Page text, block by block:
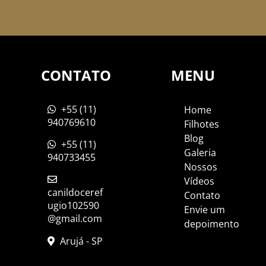
CONTATO
+55 (11)
940769610
+55 (11)
940733455
canildoceref
ugio102590
@gmail.com
Arujá - SP
MENU
Home
Filhotes
Blog
Galeria
Nossos
Vídeos
Contato
Envie um
depoimento